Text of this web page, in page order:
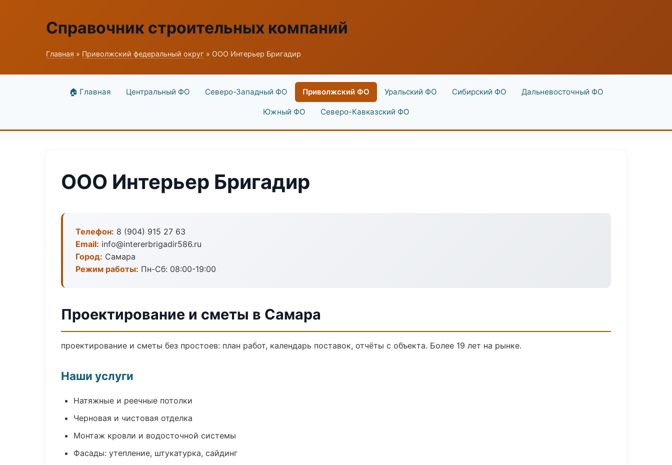
Справочник строительных компаний
Главная » Приволжский федеральный округ » ООО Интерьер Бригадир
🏠 Главная Центральный ФО Северо-Западный ФО Приволжский ФО Уральский ФО Сибирский ФО Дальневосточный ФО
Южный ФО Северо-Кавказский ФО
ООО Интерьер Бригадир
Телефон: 8 (904) 915 27 63
Email: info@intererbrigadir586.ru
Город: Самара
Режим работы: Пн-Сб: 08:00-19:00
Проектирование и сметы в Самара
проектирование и сметы без простоев: план работ, календарь поставок, отчёты с объекта. Более 19 лет на рынке.
Наши услуги
Натяжные и реечные потолки
Черновая и чистовая отделка
Монтаж кровли и водосточной системы
Фасады: утепление, штукатурка, сайдинг